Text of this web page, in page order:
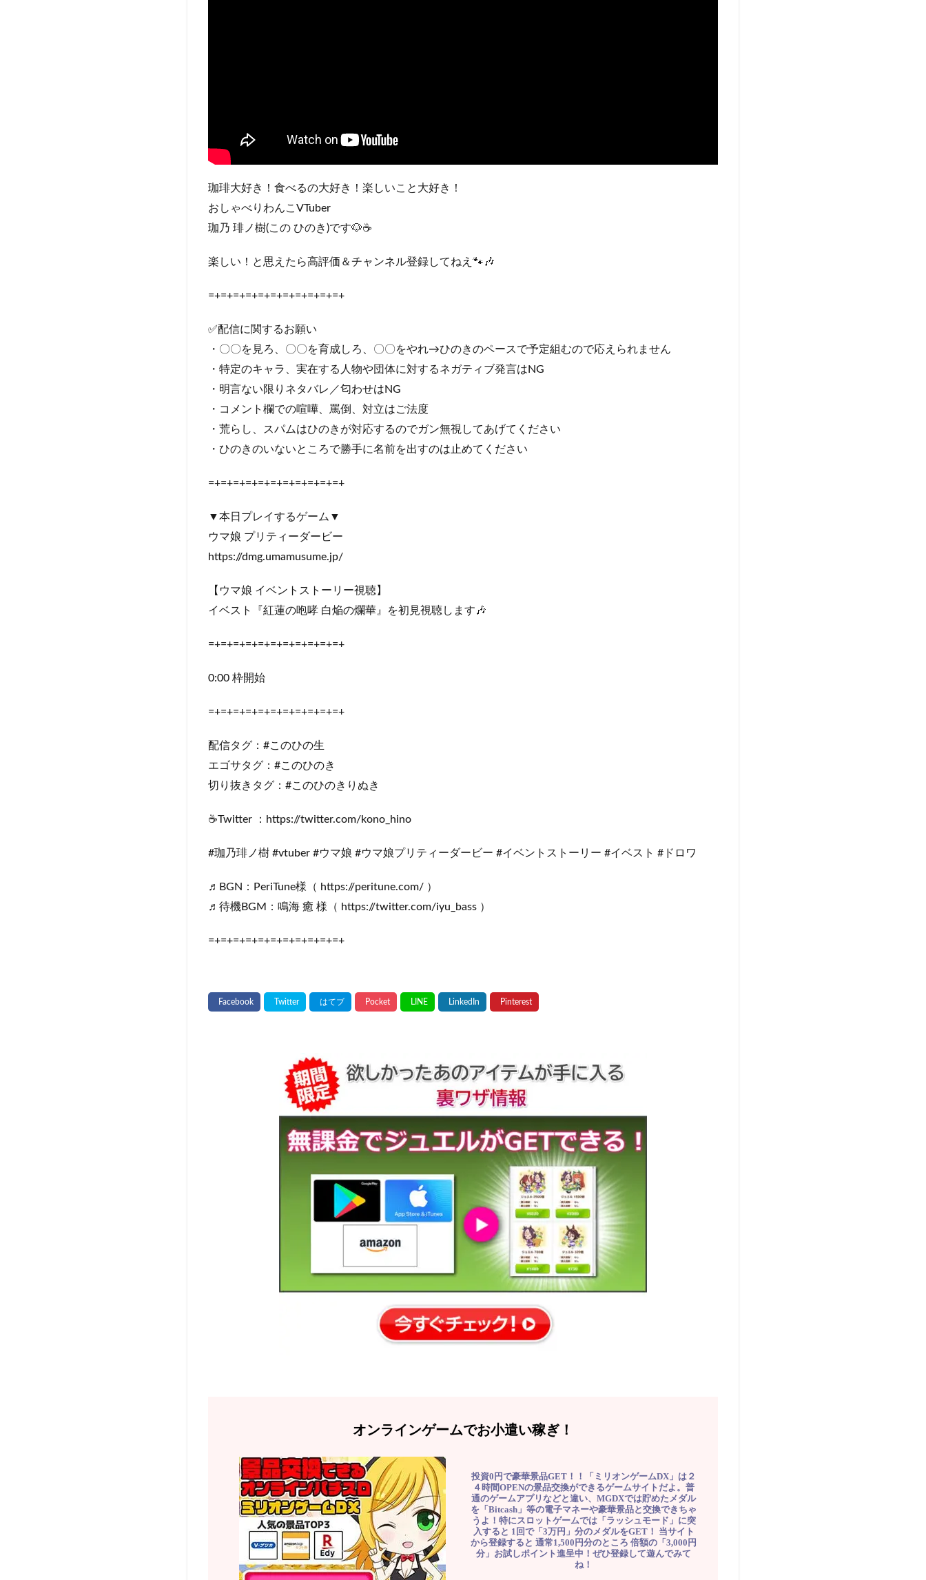
珈琲大好き！食べるの大好き！楽しいこと大好き！
おしゃべりわんこVTuber
珈乃 琲ノ樹(この ひのき)です🐶☕
楽しい！と思えたら高評価＆チャンネル登録してねえ🐾🎶
=+=+=+=+=+=+=+=+=+=+=+
✅配信に関するお願い
・〇〇を見ろ、〇〇を育成しろ、〇〇をやれ→ひのきのペースで予定組むので応えられません
・特定のキャラ、実在する人物や団体に対するネガティブ発言はNG
・明言ない限りネタバレ／匂わせはNG
・コメント欄での喧嘩、罵倒、対立はご法度
・荒らし、スパムはひのきが対応するのでガン無視してあげてください
・ひのきのいないところで勝手に名前を出すのは止めてください
=+=+=+=+=+=+=+=+=+=+=+
▼本日プレイするゲーム▼
ウマ娘 プリティーダービー
https://dmg.umamusume.jp/
【ウマ娘 イベントストーリー視聴】
イベスト『紅蓮の咆哮 白焔の爛華』を初見視聴します🎶
=+=+=+=+=+=+=+=+=+=+=+
0:00 枠開始
=+=+=+=+=+=+=+=+=+=+=+
配信タグ：#このひの生
エゴサタグ：#このひのき
切り抜きタグ：#このひのきりぬき
☕Twitter ：https://twitter.com/kono_hino
#珈乃琲ノ樹 #vtuber #ウマ娘 #ウマ娘プリティーダービー #イベントストーリー #イベスト #ドロワ
♬BGN：PeriTune様（ https://peritune.com/ ）
♬待機BGM：鳴海 癒 様（ https://twitter.com/iyu_bass ）
=+=+=+=+=+=+=+=+=+=+=+
オンラインゲームでお小遣い稼ぎ！
投資0円で豪華景品GET！！「ミリオンゲームDX」は２
４時間OPENの景品交換ができるゲームサイトだよ。普
通のゲームアプリなどと違い、MGDXでは貯めたメダル
を「Bitcash」等の電子マネーや豪華景品と交換できちゃ
うよ！特にスロットゲームでは「ラッシュモード」に突
入すると 1回で「3万円」分のメダルをGET！ 当サイト
から登録すると 通常1,500円分のところ 倍額の「3,000円
分」お試しポイント進呈中！ぜひ登録して遊んでみて
ね！